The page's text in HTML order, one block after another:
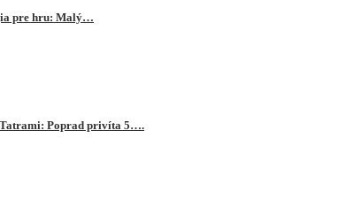
pre hru: Malý…
Poprad privíta 5….